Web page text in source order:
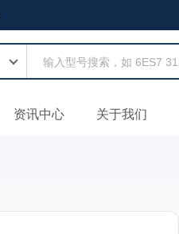
资讯中心 关于我们